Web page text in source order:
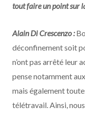
tout faire un point sur
Alain Di Crescenzo :
déconfinement soit
n’ont pas arrêté leur
pense notamment
mais également
télétravail. Ainsi,